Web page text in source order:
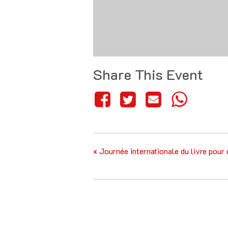
Share This Event
«Journée internationale du livre pour